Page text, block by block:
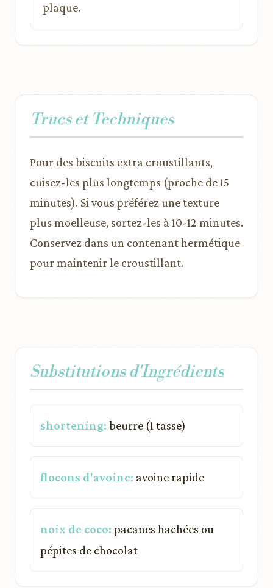
plaque.
Trucs et Techniques
Pour des biscuits extra croustillants,
cuisez-les plus longtemps (proche de 15
minutes). Si vous préférez une texture
plus moelleuse, sortez-les à 10-12 minutes.
Conservez dans un contenant hermétique
pour maintenir le croustillant.
Substitutions d'Ingrédients
shortening: beurre (1 tasse)
flocons d'avoine: avoine rapide
noix de coco: pacanes hachées ou
pépites de chocolat